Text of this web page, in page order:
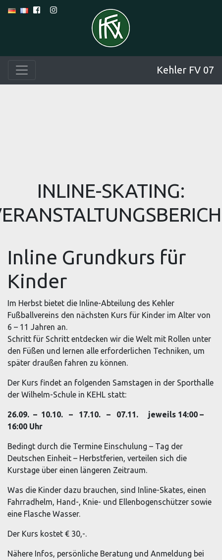
Kehler FV 07
INLINE-SKATING:
Inline Grundkurs für
Kinder
Im Herbst bietet die Inline-Abteilung des Kehler
Fußballvereins den nächsten Kurs für Kinder im Alter von
6 – 11 Jahren an.
Schritt für Schritt entdecken wir die Welt mit Rollen unter
den Füßen und lernen alle erforderlichen Techniken, um
später draußen fahren zu können.
Der Kurs findet an folgenden Samstagen in der Sporthalle
der Wilhelm-Schule in KEHL statt:
26.09. – 10.10. – 17.10. – 07.11. jeweils 14:00 –
16:00 Uhr
Bedingt durch die Termine Einschulung – Tag der
Deutschen Einheit – Herbstferien, verteilen sich die
Kurstage über einen längeren Zeitraum.
Was die Kinder dazu brauchen, sind Inline-Skates, einen
Fahrradhelm, Hand-, Knie- und Ellenbogenschützer sowie
eine Flasche Wasser.
Der Kurs kostet € 30,-.
Nähere Infos, persönliche Beratung und Anmeldung bei